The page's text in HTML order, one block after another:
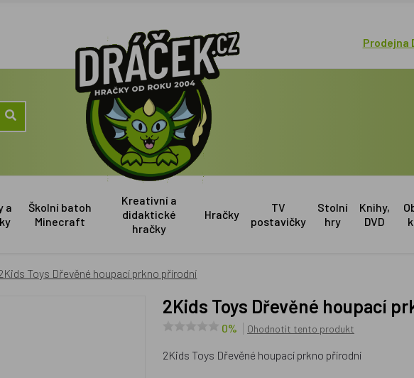
Prodejna
a
Školní batoh
Minecraft
Kreativní a
didaktické
hračky
Hračky
TV
postavičky
Stolní
hry
Knihy,
DVD
Toys Dřevěné houpací prkno přírodní
2Kids Toys Dřevěné houpací
0% Ohodnotit tento produkt
2Kids Toys Dřevěné houpací prkno přírodní